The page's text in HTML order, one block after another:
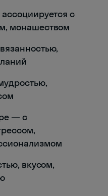
с
монашеством
— с
вкусом,